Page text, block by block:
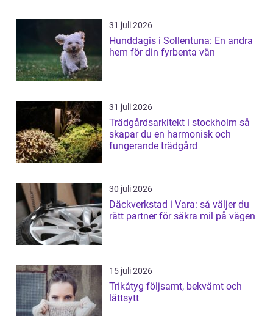
31 juli 2026
Hunddagis i Sollentuna: En andra
hem för din fyrbenta vän
31 juli 2026
Trädgårdsarkitekt i stockholm så
skapar du en harmonisk och
fungerande trädgård
30 juli 2026
Däckverkstad i Vara: så väljer du
rätt partner för säkra mil på vägen
15 juli 2026
Trikåtyg följsamt, bekvämt och
lättsytt